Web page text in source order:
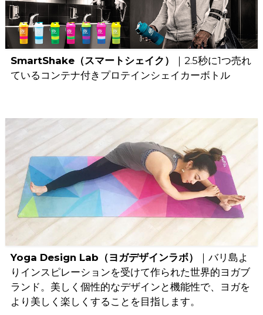
SmartShake（スマートシェイク）
｜2.5秒に1つ売れ
ているコンテナ付きプロテインシェイカーボトル
Yoga Design Lab（ヨガデザインラボ）
｜バリ島よ
りインスピレーションを受けて作られた世界的ヨガブ
ランド。美しく個性的なデザインと機能性で、ヨガを
より美しく楽しくすることを目指します。